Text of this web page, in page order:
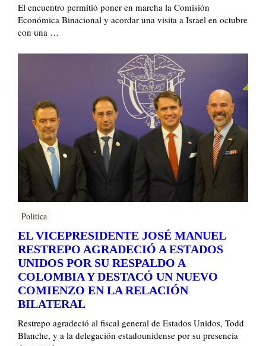
El encuentro permitió poner en marcha la Comisión
Económica Binacional y acordar una visita a Israel en octubre
con una …
Politica
EL VICEPRESIDENTE JOSÉ MANUEL
RESTREPO AGRADECIÓ A ESTADOS
UNIDOS POR SU RESPALDO A
COLOMBIA Y DESTACÓ UN NUEVO
COMIENZO EN LA RELACIÓN
BILATERAL
Restrepo agradeció al fiscal general de Estados Unidos, Todd
Blanche, y a la delegación estadounidense por su presencia